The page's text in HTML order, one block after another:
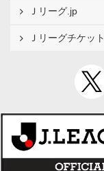
Ｊリーグ.jp
Ｊリーグチケット